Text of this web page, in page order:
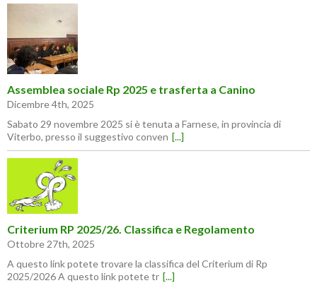
Assemblea sociale Rp 2025 e trasferta a Canino
Dicembre 4th, 2025
Sabato 29 novembre 2025 si è tenuta a Farnese, in provincia di
Viterbo, presso il suggestivo conven [...]
Criterium RP 2025/26. Classifica e Regolamento
Ottobre 27th, 2025
A questo link potete trovare la classifica del Criterium di Rp
2025/2026 A questo link potete tr [...]